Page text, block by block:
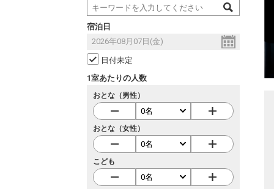
宿泊日
日付未定
1室あたりの人数
おとな（男性）
おとな（女性）
こども